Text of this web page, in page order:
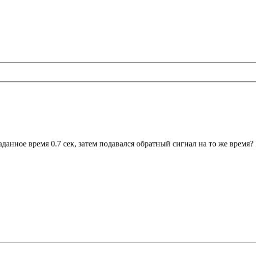
время 0.7 сек, затем подавался обратный сигнал на то же